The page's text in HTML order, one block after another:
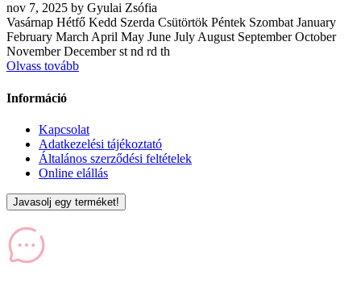
nov 7, 2025 by Gyulai Zsófia
Vasárnap Hétfő Kedd Szerda Csütörtök Péntek Szombat January
February March April May June July August September October
November December st nd rd th
Olvass tovább
Információ
Kapcsolat
Adatkezelési tájékoztató
Általános szerződési feltételek
Online elállás
Javasolj egy terméket!